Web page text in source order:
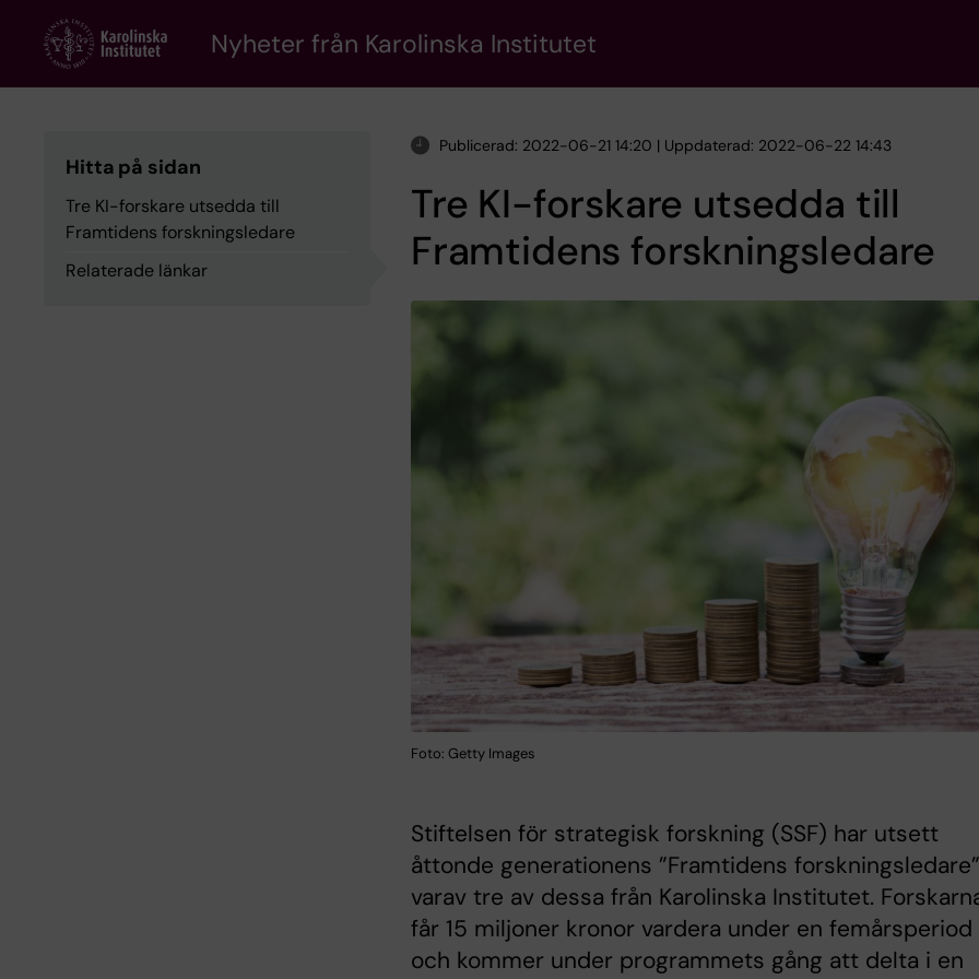
content
Nyheter från Karolinska Institutet
Hitta på sidan
Tre KI-forskare utsedda till
Framtidens forskningsledare
Relaterade länkar
Publicerad: 2022-06-21 14:20 | Uppdaterad: 2022-06-22 14:43
Tre KI-forskare utsedda till
Framtidens forskningsledare
Foto: Getty Images
Stiftelsen för strategisk forskning (SSF) har utsett
åttonde generationens ”Framtidens
varav tre av dessa från Karolinska Institutet.
får 15 miljoner kronor vardera under en femårsperiod
och kommer under programmets gång att delta i en